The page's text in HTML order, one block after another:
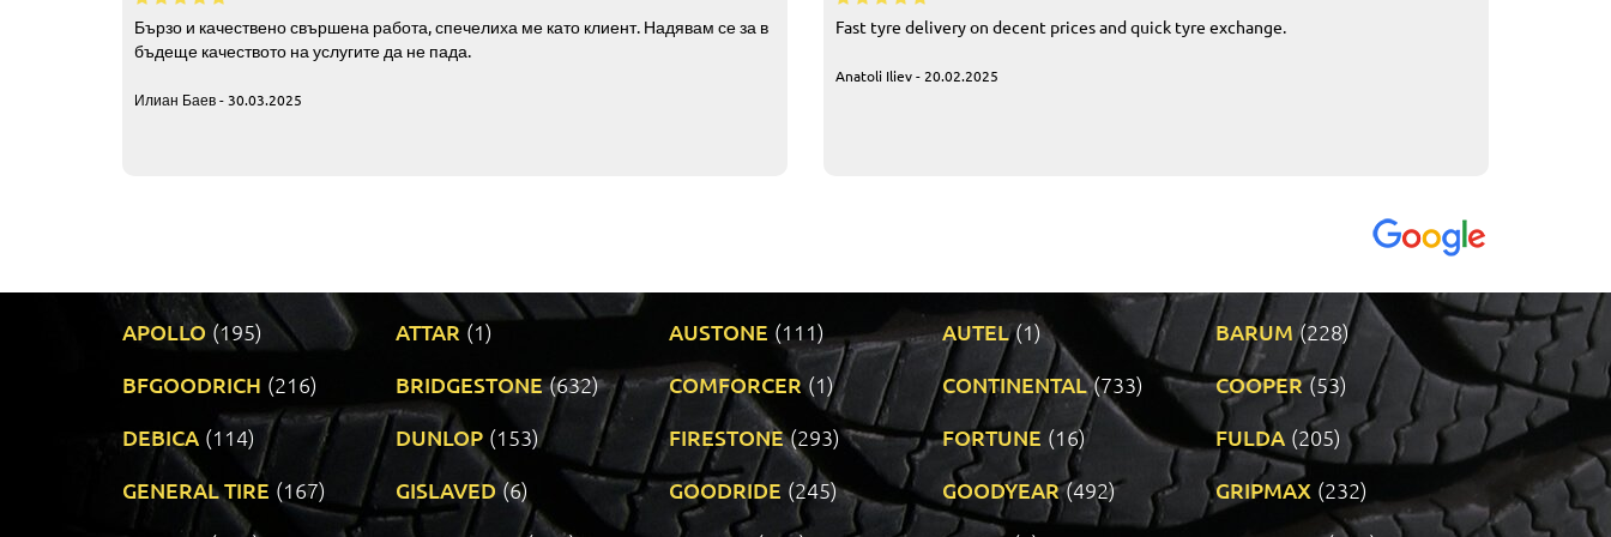
Бързо и качествено свършена работа, спечелиха ме като клиент. Надявам се за в
бъдеще качеството на услугите да не пада.
Илиан Баев - 30.03.2025
Fast tyre delivery on decent prices and quick tyre exchange.
Anatoli Iliev - 20.02.2025
APOLLO (195) ATTAR (1) AUSTONE (111) AUTEL (1) BARUM (228)
BFGOODRICH (216) BRIDGESTONE (632) COMFORCER (1) CONTINENTAL (733) COOPER (53)
DEBICA (114) DUNLOP (153) FIRESTONE (293) FORTUNE (16) FULDA (205)
GENERAL TIRE (167) GISLAVED (6) GOODRIDE (245) GOODYEAR (492) GRIPMAX (232)